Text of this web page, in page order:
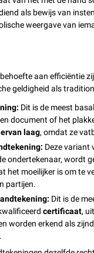
als bewijs van
weergave van
aan efficiëntie
geldigheid als
Dit is de meest
document of het
laag, omdat ze
Deze variant
ondertekenaar, wordt
het moeilijker is om te
partijen.
Dit is de
certificaat,
worden erkend als
.